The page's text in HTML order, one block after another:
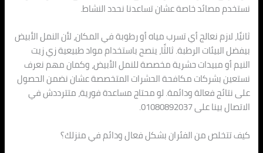
نستخدم مصائد خاصة عشان تساعدنا نحدد النشاط.
ثانيًا، لازم نعالج أي تسرب مياه أو رطوبة في المكان، لأن النمل الأبيض
بيفضل البيئات الرطبة. ثالثًا، ينصح باستخدام مواد طبيعية زي زيت
النيم أو مبيدات حشرية مخصصة للنمل الأبيض، وكمان مهم نعرف
نستعين بشركات مكافحة الحشرات المتخصصة عشان نضمن الحصول
على نتائج فعالة ودائمة. لو محتاج مساعدة فورية، متترددش في
الاتصال بينا على 01080892037.
كيف تتخلص من الفئران بشكل فعال ودائم في منزلك؟